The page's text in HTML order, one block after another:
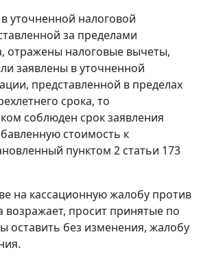
уточненной налоговой
за пределами
отражены налоговые вычеты,
заявлены в уточненной
представленной в пределах
срока, то
соблюден срок заявления
стоимость к
пунктом 2 статьи 173
на кассационную жалобу против
возражает, просит принятые по
оставить без изменения, жалобу